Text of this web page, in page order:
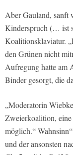
Aber Gauland, sanft
Kinderspruch (… ist
Koalitionsklaviatur.
den Grünen nicht
Aufregung hatte am
Binder gesorgt, die
„Moderatorin
Zweierkoalition,
möglich.“
und der ansonsten